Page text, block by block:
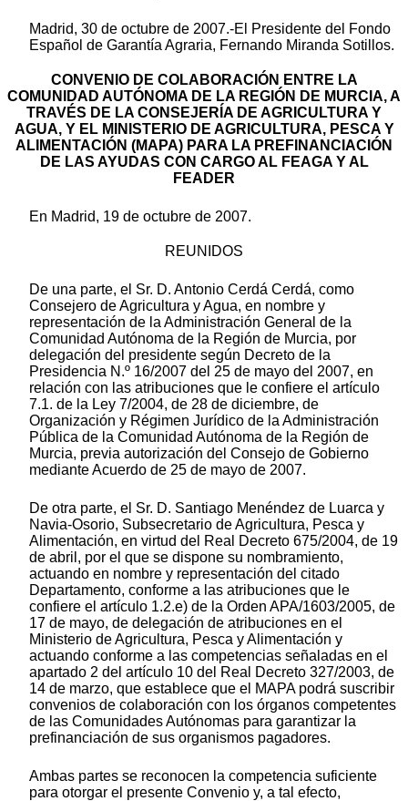
Madrid, 30 de octubre de 2007.-El Presidente del Fondo
Español de Garantía Agraria, Fernando Miranda Sotillos.
CONVENIO DE COLABORACIÓN ENTRE LA
COMUNIDAD AUTÓNOMA DE LA REGIÓN DE MURCIA, A
TRAVÉS DE LA CONSEJERÍA DE AGRICULTURA Y
AGUA, Y EL MINISTERIO DE AGRICULTURA, PESCA Y
ALIMENTACIÓN (MAPA) PARA LA PREFINANCIACIÓN
DE LAS AYUDAS CON CARGO AL FEAGA Y AL
FEADER
En Madrid, 19 de octubre de 2007.
REUNIDOS
De una parte, el Sr. D. Antonio Cerdá Cerdá, como
Consejero de Agricultura y Agua, en nombre y
representación de la Administración General de la
Comunidad Autónoma de la Región de Murcia, por
delegación del presidente según Decreto de la
Presidencia N.º 16/2007 del 25 de mayo del 2007, en
relación con las atribuciones que le confiere el artículo
7.1. de la Ley 7/2004, de 28 de diciembre, de
Organización y Régimen Jurídico de la Administración
Pública de la Comunidad Autónoma de la Región de
Murcia, previa autorización del Consejo de Gobierno
mediante Acuerdo de 25 de mayo de 2007.
De otra parte, el Sr. D. Santiago Menéndez de Luarca y
Navia-Osorio, Subsecretario de Agricultura, Pesca y
Alimentación, en virtud del Real Decreto 675/2004, de 19
de abril, por el que se dispone su nombramiento,
actuando en nombre y representación del citado
Departamento, conforme a las atribuciones que le
confiere el artículo 1.2.e) de la Orden APA/1603/2005, de
17 de mayo, de delegación de atribuciones en el
Ministerio de Agricultura, Pesca y Alimentación y
actuando conforme a las competencias señaladas en el
apartado 2 del artículo 10 del Real Decreto 327/2003, de
14 de marzo, que establece que el MAPA podrá suscribir
convenios de colaboración con los órganos competentes
de las Comunidades Autónomas para garantizar la
prefinanciación de sus organismos pagadores.
Ambas partes se reconocen la competencia suficiente
para otorgar el presente Convenio y, a tal efecto,